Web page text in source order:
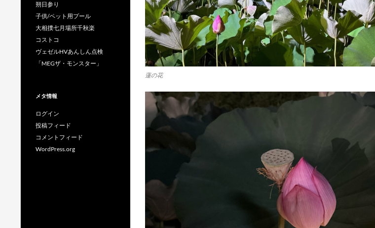
蓮の花
朔日参り
子供/ペット用プール
大相撲七月場所千秋楽
コストコ
ヴェゼルHVあんしん点検
「MEGザ・モンスター」
メタ情報
ログイン
投稿フィード
コメントフィード
WordPress.org